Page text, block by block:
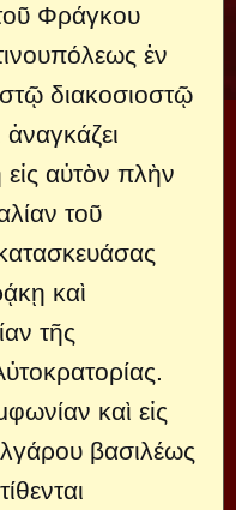
Φράγκου
ἐν
διακοσιοστῷ
αὐτὸν πλὴν
τοῦ
καὶ
τῆς
καὶ εἰς
βασιλέως